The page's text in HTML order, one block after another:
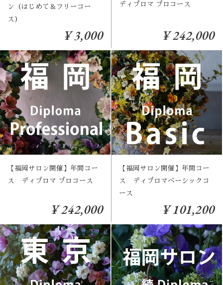
ン（はじめて＆フリーコー
ス）
¥ 3,000
ディプロマ プロコース
¥ 242,000
【福岡サロン開催】年間コー
ス ディプロマ プロコース
¥ 242,000
【福岡サロン開催】年間コー
ス ディプロマベーシックコ
ース
¥ 101,200